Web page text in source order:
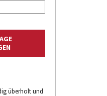
überholt und